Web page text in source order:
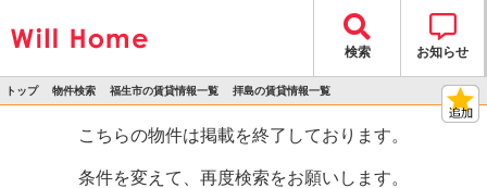
検索 お知らせ
トップ 物件検索 福生市の賃貸情報一覧 拝島の賃貸情報一覧
こちらの物件は掲載を終了しております。
条件を変えて、再度検索をお願いします。